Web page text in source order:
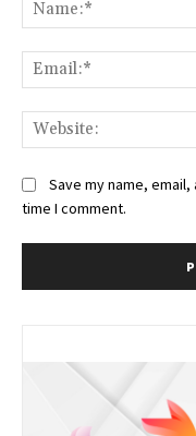
Save my name,
time I comment.